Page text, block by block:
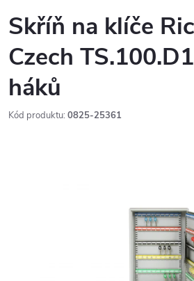
Skříň na klíče
Czech
háků
Kód produktu: 0825-25361